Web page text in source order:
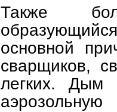
Также
основной
сварщиков,
легких. Дым